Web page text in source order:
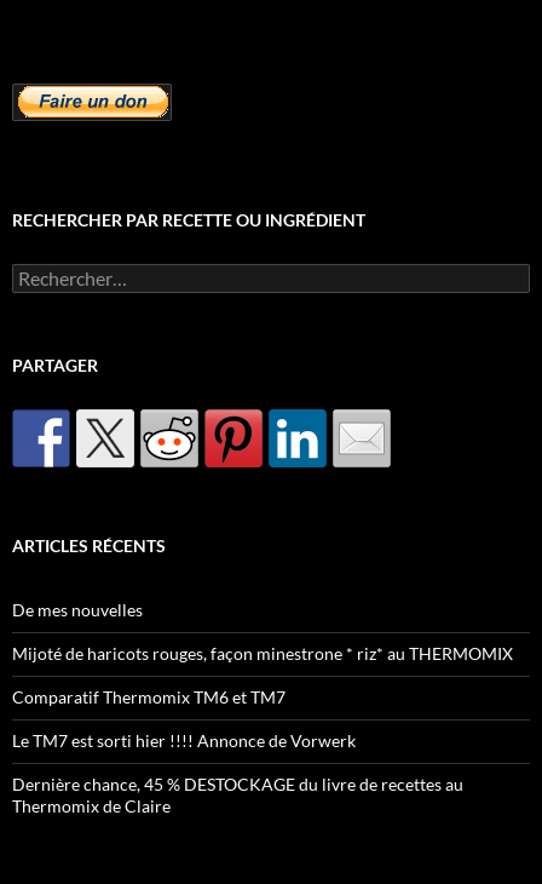
RECHERCHER PAR RECETTE OU INGRÉDIENT
Rechercher :
PARTAGER
ARTICLES RÉCENTS
De mes nouvelles
Mijoté de haricots rouges, façon minestrone * riz* au THERMOMIX
Comparatif Thermomix TM6 et TM7
Le TM7 est sorti hier !!!! Annonce de Vorwerk
Dernière chance, 45 % DESTOCKAGE du livre de recettes au
Thermomix de Claire